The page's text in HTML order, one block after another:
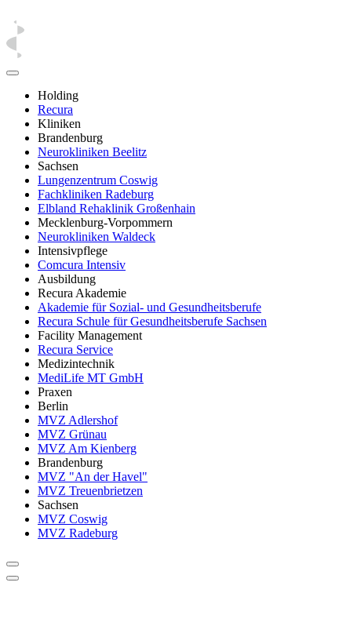
Holding
Recura
Kliniken
Brandenburg
Neurokliniken Beelitz
Sachsen
Lungenzentrum Coswig
Fachkliniken Radeburg
Elbland Rehaklinik Großenhain
Mecklenburg-Vorpommern
Neurokliniken Waldeck
Intensivpflege
Comcura Intensiv
Ausbildung
Recura Akademie
Akademie für Sozial- und Gesundheitsberufe
Recura Schule für Gesundheitsberufe Sachsen
Facility Management
Recura Service
Medizintechnik
MediLife MT GmbH
Praxen
Berlin
MVZ Adlershof
MVZ Grünau
MVZ Am Kienberg
Brandenburg
MVZ "An der Havel"
MVZ Treuenbrietzen
Sachsen
MVZ Coswig
MVZ Radeburg